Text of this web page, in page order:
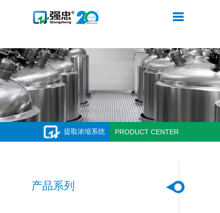
米兰网web站
提取浓缩系统 PRODUCT CENTER
产品系列